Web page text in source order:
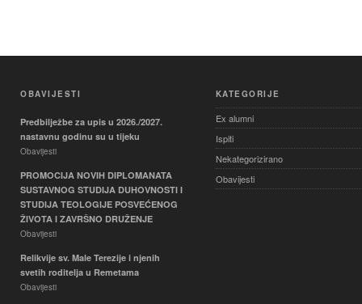
OBAVIJESTI
Predbilježbe za upis u 2026./2027.
nastavnu godinu su u tijeku
Obavijesti
PROMOCIJA NOVIH DIPLOMANATA
SUSTAVNOG STUDIJA DUHOVNOSTI I
STUDIJA TEOLOGIJE POSVEĆENOG
ŽIVOTA I ZAVRŠNO DRUŽENJE
Obavijesti
Relikvije sv. Male Terezije i njenih
svetih roditelja u Remetama
Obavijesti
KATEGORIJE
Ex alumni
Ispiti
Nekategorizirano
Obavijesti